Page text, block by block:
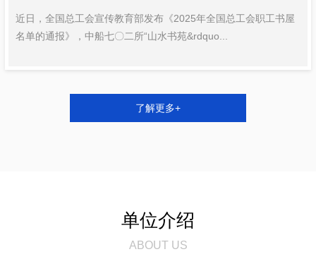
近日，全国总工会宣传教育部发布《2025年全国总工会职工书屋
名单的通报》，中船七〇二所“山水书苑&rdquo...
了解更多+
单位介绍
ABOUT US